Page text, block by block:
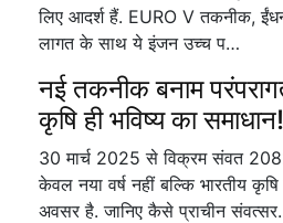
लिए आदर्श हैं. EURO V तकनीक,
लागत के साथ ये इंजन उच्च प…
नई तकनीक बनाम
कृषि ही भविष्य का समाधान!
30 मार्च 2025 से विक्रम संवत
केवल नया वर्ष नहीं बल्कि भारतीय
अवसर है. जानिए कैसे प्राचीन